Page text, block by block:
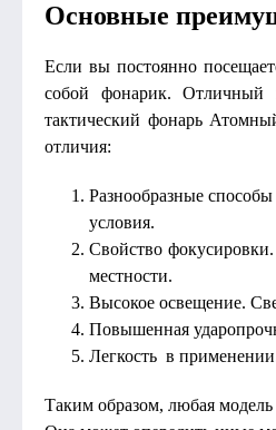
Основные
Если вы постоянно
собой фонарик.
тактический фонарь
отличия:
Разнообразные
условия.
Свойство
местности.
Высокое освещение.
Повышенная
Легкость в
Таким образом, любая